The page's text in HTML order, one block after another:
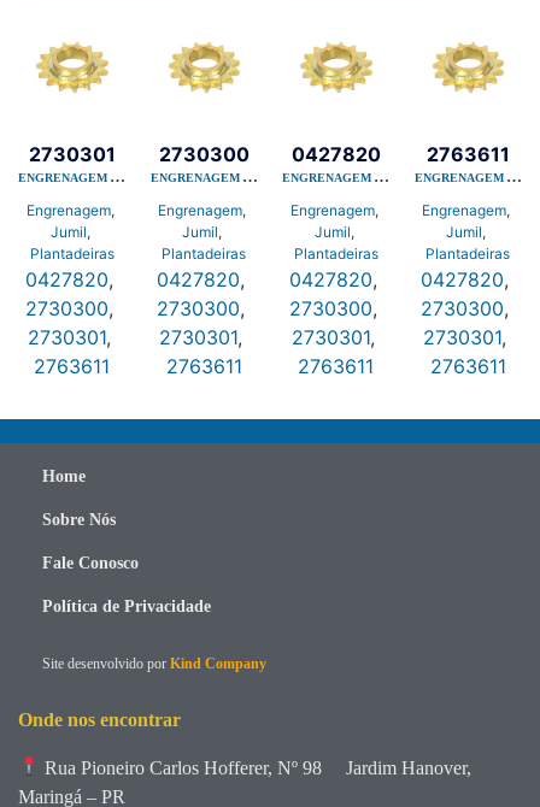
Engrenagem,
Jumil,
Plantadeiras
ENGRENAGEM A40 Z15 FS 1.1/16 ACO
2730301
0427820,
2730300,
2730301,
2763611
Engrenagem,
Jumil,
Plantadeiras
ENGRENAGEM A40 Z15 FS 1.1/16 ACO
2730300
0427820,
2730300,
2730301,
2763611
Engrenagem,
Jumil,
Plantadeiras
ENGRENAGEM A40 Z15 FS 1.1/16 ACO
0427820
0427820,
2730300,
2730301,
2763611
Engrenagem,
Jumil,
Plantadeiras
ENGRENAGEM A40 Z15 FS 1.1/16 ACO
2763611
0427820,
2730300,
2730301,
2763611
Home
Sobre Nós
Fale Conosco
Política de Privacidade
Site desenvolvido por Kind Company
Onde nos encontrar
Rua Pioneiro Carlos Hofferer, Nº 98
Jardim Hanover,
Maringá – PR